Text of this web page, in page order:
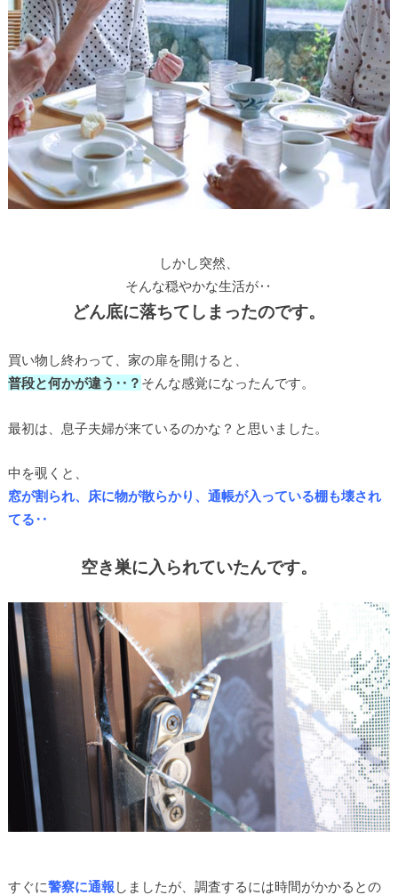
しかし突然、
そんな穏やかな生活が‥
どん底に落ちてしまったのです。
買い物し終わって、家の扉を開けると、
普段と何かが違う‥？ そんな感覚になったんです。
最初は、息子夫婦が来ているのかな？と思いました。
中を覗くと、
窓が割られ、床に物が散らかり、通帳が入っている棚も壊され
てる‥
空き巣に入られていたんです。
すぐに警察に通報 しましたが、調査するには時間がかかるとの